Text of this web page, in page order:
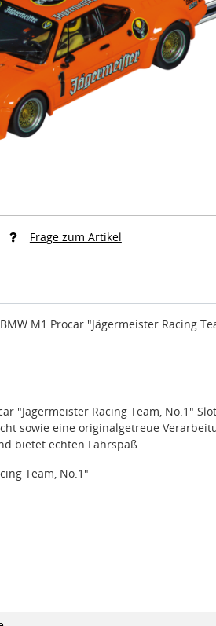
Frage zum Artikel
M1 Procar "Jägermeister Racing
"Jägermeister Racing Team, No.1"
sowie eine originalgetreue
bietet echten Fahrspaß.
Team, No.1"